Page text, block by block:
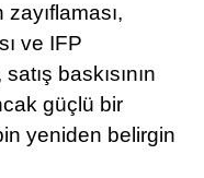
LinkedIn
Telegram
ve IFP
baskısının
güçlü bir
yeniden belirgin